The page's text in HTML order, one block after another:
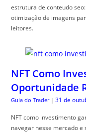
estrutura de conteudo
otimização de imagens
leitores.
NFT Como
Oportunidade
Guia do Trader | 31 de
NFT como investimento
navegar nesse mercado